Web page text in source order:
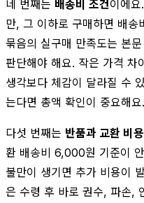
네 번째는 배송비 조건이에
만, 그 이하로 구매하면 배
묶음의 실구매 만족도는 본
판단해야 해요. 작은 가격 차
생각보다 체감이 달라질 수
는다면 총액 확인이 중요해요.
다섯 번째는 반품과 교환 비용
환 배송비 6,000원 기준이
불만이 생기면 추가 비용이
은 수령 후 바로 권수, 파손,